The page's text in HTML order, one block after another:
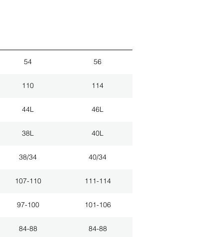
54 56
110 114
44L 46L
38L 40L
38/34 40/34
107-110 111-114
97-100 101-106
84-88 84-88